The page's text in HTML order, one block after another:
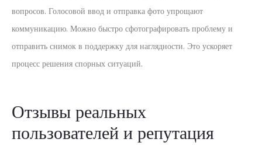
вопросов. Голосовой ввод и отправка фото упрощают
коммуникацию. Можно быстро сфотографировать проблему и
отправить снимок в поддержку для наглядности. Это ускоряет
процесс решения спорных ситуаций.
Отзывы реальных
пользователей и репутация